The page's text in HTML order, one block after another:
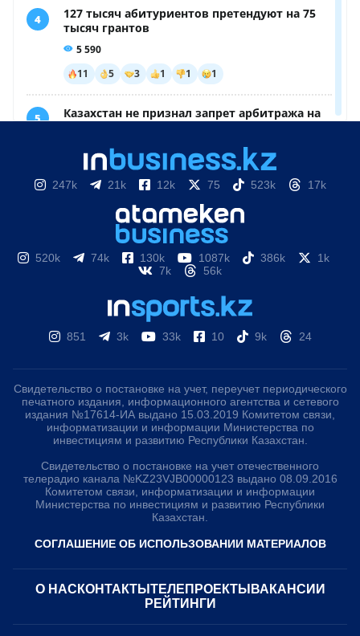
247k 21k 12k 75 523k 17k
520k 74k 130k 1087k 386k
1k
7k
56k
851 3k 33k 10 9k 24
Свидетельство о постановке на учет, переучет периодического
печатного издания, информационного агентства и сетевого
издания №17614-ИА выдано 15.03.2019 Комитетом связи,
информатизации и информации Министерства по
инвестициям и развитию Республики Казахстан.
Свидетельство о постановке на учет отечественного
телерадио канала №KZ23VJB00000123 выдано 08.09.2016
Комитетом связи, информатизации и информации
Министерства по инвестициям и развитию Республики
Казахстан.
СОГЛАШЕНИЕ ОБ ИСПОЛЬЗОВАНИИ МАТЕРИАЛОВ
О НАС КОНТАКТЫ ТЕЛЕПРОЕКТЫ ВАКАНСИИ
РЕЙТИНГИ